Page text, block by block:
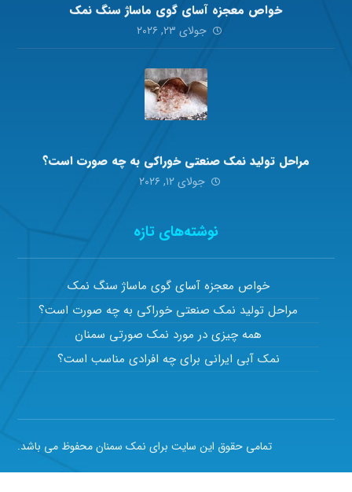
خواص معجزه آسای گوی ماساژ سنگ نمک
جولای ۲۳, ۲۰۲۶
مراحل تولید نمک صنعتی خوراکی به چه صورت است؟
جولای ۱۲, ۲۰۲۶
نوشته‌های تازه
خواص معجزه آسای گوی ماساژ سنگ نمک
مراحل تولید نمک صنعتی خوراکی به چه صورت است؟
همه چیزی در مورد نمک صورتی سمنان
نمک آبی ایرانی برای چه افرادی مناسب است؟
تمامی حقوق این سایت برای نمک سمنان محفوظ می باشد.